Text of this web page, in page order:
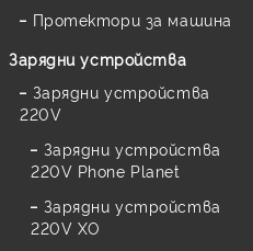
Протектори за машина
Зарядни устройства
Зарядни устройства
220V
Зарядни устройства
220V Phone Planet
Зарядни устройства
220V XO